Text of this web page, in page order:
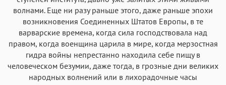
волнами. Еще ни разу раньше этого, даже раньше эпохи
возникновения Соединенных Штатов Европы, в те
варварские времена, когда сила господствовала над
правом, когда военщина царила в мире, когда мерзостная
гидра войны непрестанно находила себе пищу в
человеческом безумии, даже тогда, в грозные дни великих
народных волнений или в лихорадочные часы